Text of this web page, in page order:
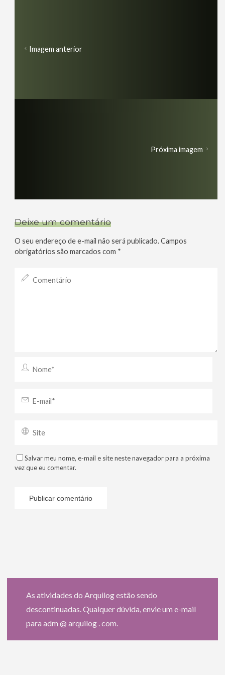
Imagem anterior
Próxima imagem
Deixe um comentário
O seu endereço de e-mail não será publicado.Campos
obrigatórios são marcados com *
Salvar meu nome, e-mail e site neste navegador para a próxima
vez que eu comentar.
As atividades do Arquilog estão sendo
descontinuadas. Qualquer dúvida, envie um e-mail
para adm @ arquilog . com.